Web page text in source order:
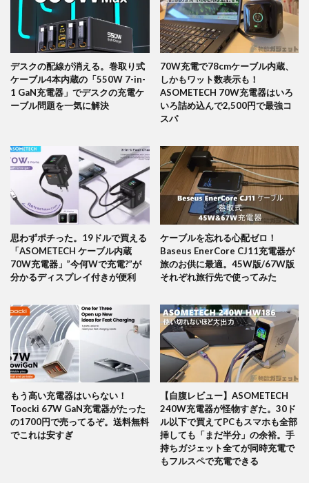
デスクの配線が消える。巻取り式
ケーブル4本内蔵の「550W 7-in-
1 GaN充電器」でデスクの充電ケ
ーブル問題を一気に解決
70W充電で78cmケーブル内蔵、
しかもワット数表示も！
ASOMETECH 70W充電器はいろ
いろ詰め込んで2,500円で最強コ
スパ
思わずポチった。19ドルで買える
「ASOMETECH ケーブル内蔵
70W充電器」”今何Wで充電?”が
分かるディスプレイ付きが便利
ケーブルを忘れる心配ゼロ！
Baseus EnerCore CJ11充電器が
旅のお供に最適。45W版/67W版
それぞれ旅行先で使ってみた
もう高い充電器はいらない！
Toocki 67W GaN充電器がたった
の1700円で売ってるぞ。送料無料
でこれは安すぎ
【自腹レビュー】ASOMETECH
240W充電器が怪物すぎた。30ド
ル以下で買えてPCもスマホも全部
挿しても「まだ半分」の余裕。手
持ちガジェット全てが同時充電で
もフルスペで充電できる